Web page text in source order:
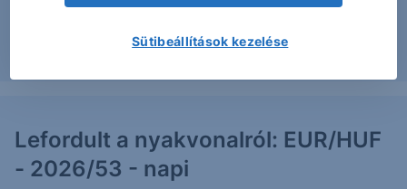
Lefordult a nyakvonalról: EUR/HUF
- 2026/53 - napi
Sütibeállítások kezelése